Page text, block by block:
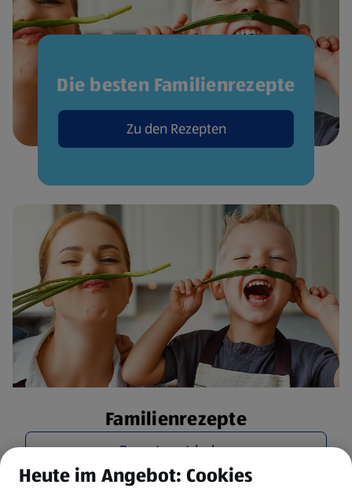
Die besten Familienrezepte
Zu den Rezepten
Familienrezepte
Rezepte entdecken
Heute im Angebot: Cookies